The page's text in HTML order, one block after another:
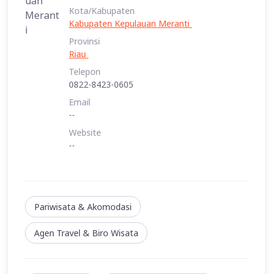
Kota/Kabupaten
Kabupaten Kepulauan Meranti
Provinsi
Riau
Telepon
0822-8423-0605
Email
--
Website
--
Pariwisata & Akomodasi
Agen Travel & Biro Wisata